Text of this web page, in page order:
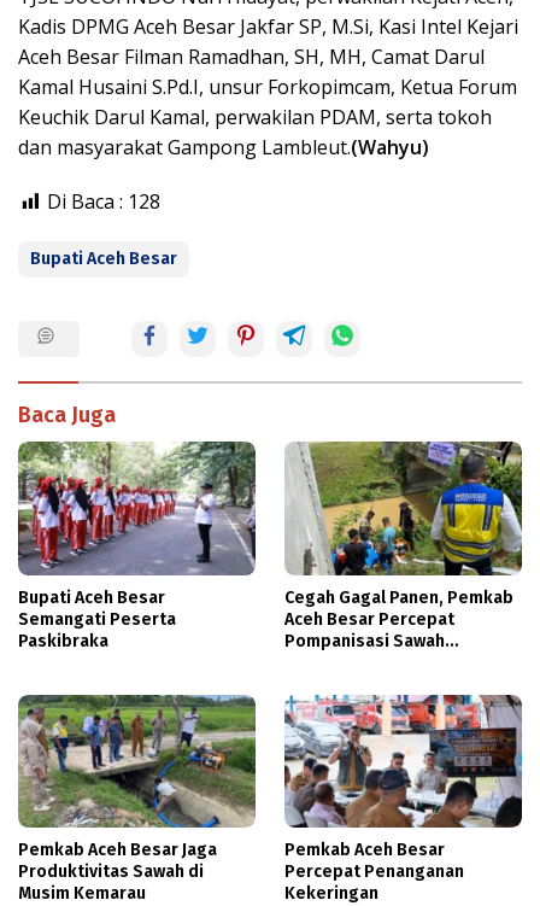
Kadis DPMG Aceh Besar Jakfar SP, M.Si, Kasi Intel Kejari
Aceh Besar Filman Ramadhan, SH, MH, Camat Darul
Kamal Husaini S.Pd.I, unsur Forkopimcam, Ketua Forum
Keuchik Darul Kamal, perwakilan PDAM, serta tokoh
dan masyarakat Gampong Lambleut.(Wahyu)
Di Baca : 128
Bupati Aceh Besar
Baca Juga
Bupati Aceh Besar
Semangati Peserta
Paskibraka
Cegah Gagal Panen, Pemkab
Aceh Besar Percepat
Pompanisasi Sawah
Pemkab Aceh Besar Jaga
Produktivitas Sawah di
Musim Kemarau
Pemkab Aceh Besar
Percepat Penanganan
Kekeringan